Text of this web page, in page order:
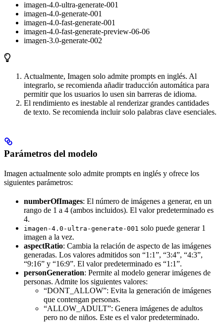
imagen-4.0-ultra-generate-001
imagen-4.0-generate-001
imagen-4.0-fast-generate-001
imagen-4.0-fast-generate-preview-06-06
imagen-3.0-generate-002
Actualmente, Imagen solo admite prompts en inglés. Al
integrarlo, se recomienda añadir traducción automática para
permitir que los usuarios lo usen sin barreras de idioma.
El rendimiento es inestable al renderizar grandes cantidades
de texto. Se recomienda incluir solo palabras clave esenciales.
Parámetros del modelo
Imagen actualmente solo admite prompts en inglés y ofrece los
siguientes parámetros:
numberOfImages: El número de imágenes a generar, en un
rango de 1 a 4 (ambos incluidos). El valor predeterminado es
4.
imagen-4.0-ultra-generate-001 solo puede generar 1
imagen a la vez.
aspectRatio: Cambia la relación de aspecto de las imágenes
generadas. Los valores admitidos son “1:1”, “3:4”, “4:3”,
“9:16” y “16:9”. El valor predeterminado es “1:1”.
personGeneration: Permite al modelo generar imágenes de
personas. Admite los siguientes valores:
“DONT_ALLOW”: Evita la generación de imágenes
que contengan personas.
“ALLOW_ADULT”: Genera imágenes de adultos
pero no de niños. Este es el valor predeterminado.